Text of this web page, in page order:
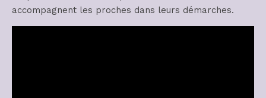
accompagnent les proches dans leurs démarches.